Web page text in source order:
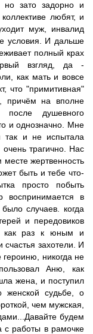
но зато задорно и
любят, и
муж, инвалид
условия. И дальше
полный крах
взгляд, да -
как мать и вовсе
что "примитивная"
причём на вполне
после душевного
и однозначно. Мне
так и не испытала
очень трагично. Нас
жертвенность
быть и тебе что-
просто побыть
воспринимается в
случаев. когда
и передовиков
как раз к юным и
захотели. И
никогда не
Аню, как
жена, и поступил
женской судьбе, о
чем мужская,
будем
с работы в рамочке